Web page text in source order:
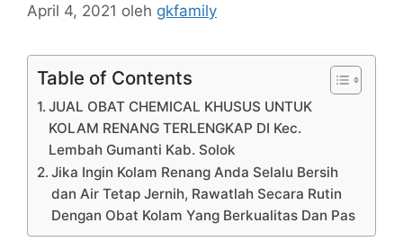
April 4, 2021 oleh gkfamily
Table of Contents
JUAL OBAT CHEMICAL KHUSUS UNTUK
KOLAM RENANG TERLENGKAP DI Kec.
Lembah Gumanti Kab. Solok
Jika Ingin Kolam Renang Anda Selalu Bersih
dan Air Tetap Jernih, Rawatlah Secara Rutin
Dengan Obat Kolam Yang Berkualitas Dan Pas